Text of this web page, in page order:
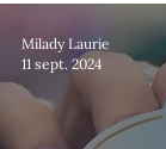
Milady Laurie
11 sept. 2024